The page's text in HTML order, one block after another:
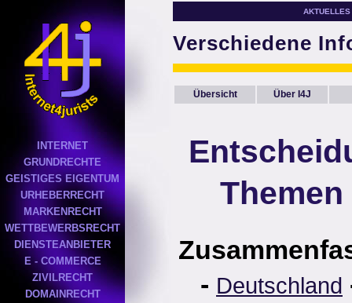
INTERNET
GRUNDRECHTE
GEISTIGES EIGENTUM
URHEBERRECHT
MARKENRECHT
WETTBEWERBSRECHT
DIENSTEANBIETER
E - COMMERCE
ZIVILRECHT
DOMAINRECHT
AKTUELLES
Verschiedene
Übersicht Über I4J
- Deutschland